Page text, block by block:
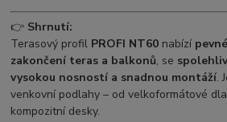
👉 Shrnutí:
Terasový profil PROFI NT60 nabízí
zakončení teras a balkonů, se
vysokou nosností a snadnou montáží.
venkovní podlahy – od velkoformátové
kompozitní desky.